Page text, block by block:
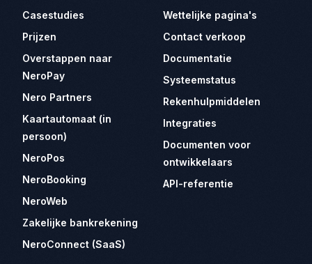
Casestudies
Prijzen
Overstappen naar
NeroPay
Nero Partners
Kaartautomaat (in
persoon)
NeroPos
NeroBooking
NeroWeb
Zakelijke bankrekening
NeroConnect (SaaS)
Wettelijke pagina's
Contact verkoop
Documentatie
Systeemstatus
Rekenhulpmiddelen
Integraties
Documenten voor
ontwikkelaars
API-referentie